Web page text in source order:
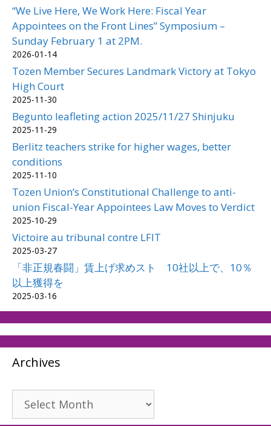
“We Live Here, We Work Here: Fiscal Year
Appointees on the Front Lines” Symposium –
Sunday February 1 at 2PM.
2026-01-14
Tozen Member Secures Landmark Victory at Tokyo
High Court
2025-11-30
Begunto leafleting action 2025/11/27 Shinjuku
2025-11-29
Berlitz teachers strike for higher wages, better
conditions
2025-11-10
Tozen Union’s Constitutional Challenge to anti-
union Fiscal-Year Appointees Law Moves to Verdict
2025-10-29
Victoire au tribunal contre LFIT
2025-03-27
「非正規春闘」賃上げ求めスト 10社以上で、10％
以上獲得を
2025-03-16
Archives
Archives